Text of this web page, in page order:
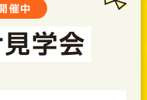
催中
学会